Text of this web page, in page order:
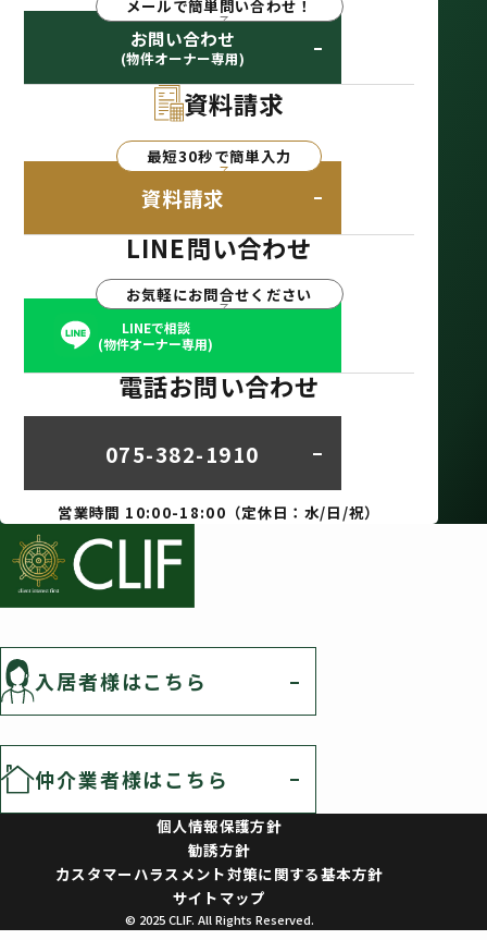
メールで簡単問い合わせ！
お問い合わせ
(物件オーナー専用)
資料請求
最短30秒で簡単入力
資料請求
LINE問い合わせ
お気軽にお問合せください
LINEで相談
(物件オーナー専用)
電話お問い合わせ
075-382-1910
営業時間 10:00-18:00（定休日：水/日/祝）
入居者様はこちら
仲介業者様はこちら
個人情報保護方針
勧誘方針
カスタマーハラスメント対策に関する基本方針
サイトマップ
© 2025 CLIF. All Rights Reserved.